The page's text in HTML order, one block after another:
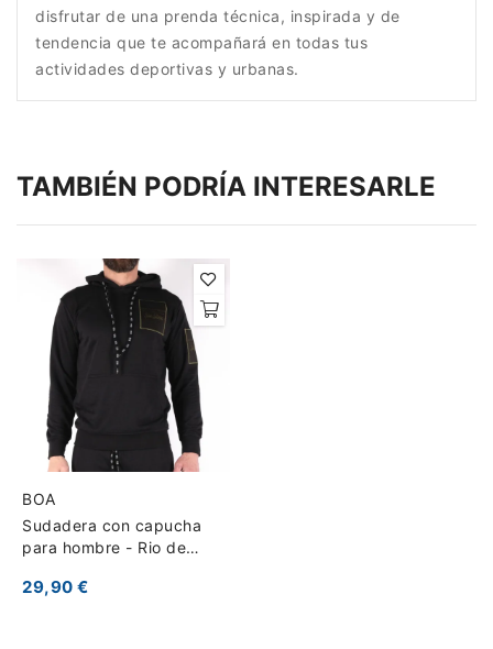
disfrutar de una prenda técnica, inspirada y de
tendencia que te acompañará en todas tus
actividades deportivas y urbanas.
TAMBIÉN PODRÍA INTERESARLE
BOA
Sudadera con capucha
para hombre - Rio de
29,90 €